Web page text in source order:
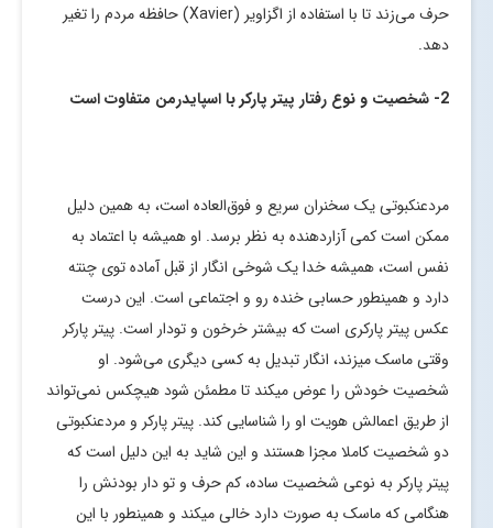
حرف می‌زند تا با استفاده از اگزاویر (Xavier) حافظه مردم را تغیر
دهد.
2- شخصیت و نوع رفتار پیتر پارکر با اسپایدرمن متفاوت است
مردعنکبوتی یک سخنران سریع و فوق‌العاده است، به همین دلیل
ممکن است کمی آزاردهنده به نظر برسد. او همیشه با اعتماد به
نفس است، همیشه خدا یک شوخی انگار از قبل آماده توی چنته
دارد و همینطور حسابی خنده رو و اجتماعی است. این درست
عکس پیتر پارکری است که بیشتر خرخون و تودار است. پیتر پارکر
وقتی ماسک میزند، انگار تبدیل به کسی دیگری می‌شود. او
شخصیت خودش را عوض میکند تا مطمئن شود هیچکس نمی‌تواند
از طریق اعمالش هویت او را شناسایی کند. پیتر پارکر و مردعنکبوتی
دو شخصیت کاملا مجزا هستند و این شاید به این دلیل است که
پیتر پارکر به نوعی شخصیت ساده، کم حرف و تو دار بودنش را
هنگامی که ماسک به صورت دارد خالی میکند و همینطور با این